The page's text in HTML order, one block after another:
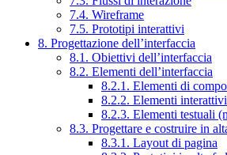
7.4. Wireframe
7.5. Prototipi interattivi
8. Progettazione dell’interfaccia
8.1. Obiettivi dell’interfaccia
8.2. Elementi dell’interfaccia
8.2.1. Elementi di
8.2.2. Elementi interattivi
8.2.3. Elementi testuali
8.3. Progettare e costruire in
8.3.1. Layout di pagina